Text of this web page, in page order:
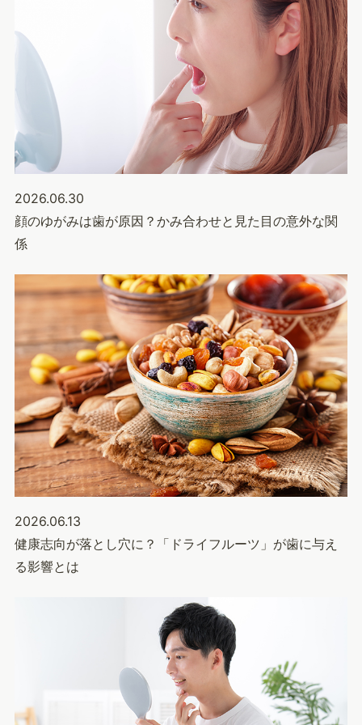
2026.06.30
顔のゆがみは歯が原因？かみ合わせと見た目の意外な関
係
2026.06.13
健康志向が落とし穴に？「ドライフルーツ」が歯に与え
る影響とは